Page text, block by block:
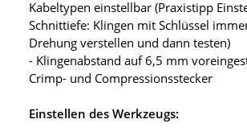
Kabeltypen einstellbar (Praxistipp
Schnittiefe: Klingen mit Schlüssel
Drehung verstellen und dann testen)
- Klingenabstand auf 6,5 mm
Crimp- und Compressionsstecker
Einstellen des Werkzeugs: